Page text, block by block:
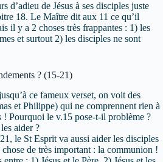
d’adieu de Jésus à ses disciples juste
18. Le Maître dit aux 11 ce qu’il
il y a 2 choses très frappantes : 1) les
et surtout 2) les disciples ne sont
? (15-21)
ce fameux verset, on voit des
et Philippe) qui ne comprennent rien à
! Pourquoi le v.15 pose-t-il problème ?
aider ?
le St Esprit va aussi aider les disciples
de très important : la communion !